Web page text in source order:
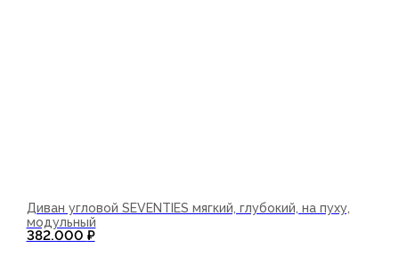
Диван угловой SEVENTIES мягкий, глубокий, на пуху,
модульный
382.000 ₽